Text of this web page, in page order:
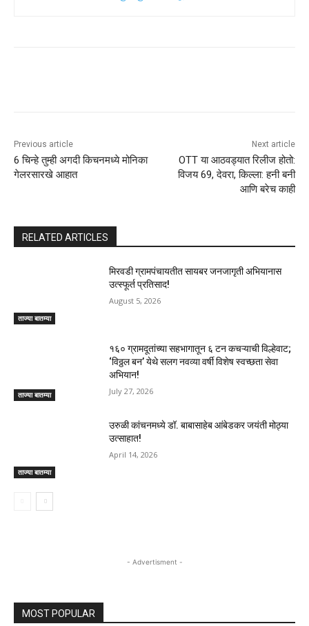
Previous article
6 चिन्हे तुम्ही अगदी किचनमध्ये मोनिका
गेलरसारखे आहात
Next article
OTT या आठवड्यात रिलीज होतो:
विजय 69, देवरा, किल्ला: हनी बनी
आणि बरेच काही
RELATED ARTICLES
ताज्या बातम्या
मिरवडी ग्रामपंचायतीत सायबर जनजागृती अभियानास
उत्स्फूर्त प्रतिसाद!
August 5, 2026
ताज्या बातम्या
१६० ग्रामदूतांच्या सहभागातून ६ टन कचऱ्याची विल्हेवाट;
‘विठ्ठल बन’ येथे सलग नवव्या वर्षी विशेष स्वच्छता सेवा
अभियान!
July 27, 2026
ताज्या बातम्या
उरुळी कांचनमध्ये डॉ. बाबासाहेब आंबेडकर जयंती मोठ्या
उत्साहात!
April 14, 2026
- Advertisment -
MOST POPULAR